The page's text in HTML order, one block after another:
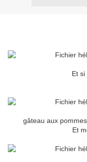
Et si
gâteau aux
Et